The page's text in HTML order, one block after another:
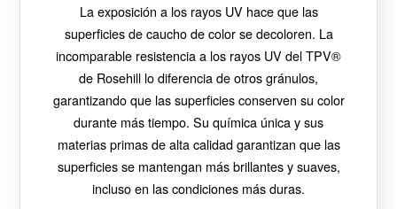
La exposición a los rayos UV hace que las
superficies de caucho de color se decoloren. La
incomparable resistencia a los rayos UV del TPV®
de Rosehill lo diferencia de otros gránulos,
garantizando que las superficies conserven su color
durante más tiempo. Su química única y sus
materias primas de alta calidad garantizan que las
superficies se mantengan más brillantes y suaves,
incluso en las condiciones más duras.